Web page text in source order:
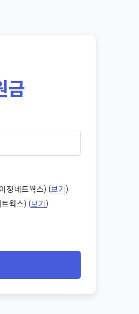
금
정네트웍스) (보기)
웍스) (보기)